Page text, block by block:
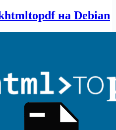
на Debian